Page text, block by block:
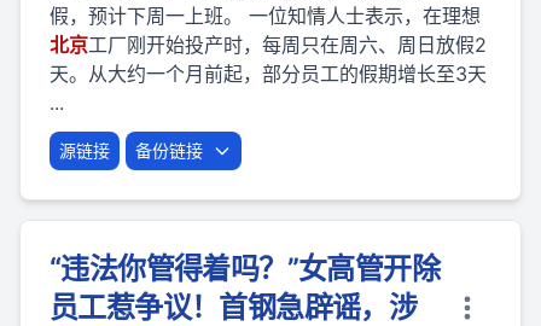
假，预计下周一上班。 一位知情人士表示，在理想
北京工厂刚开始投产时，每周只在周六、周日放假2
天。从大约一个月前起，部分员工的假期增长至3天
...
源链接 备份链接
“违法你管得着吗？”女高管开除
员工惹争议！首钢急辟谣，涉